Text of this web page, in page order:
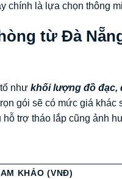
chính là lựa chọn thông
từ Đà
như khối lượng đồ đạc,
gói sẽ có mức giá
trợ tháo lắp cũng ảnh
KHẢO (VNĐ)